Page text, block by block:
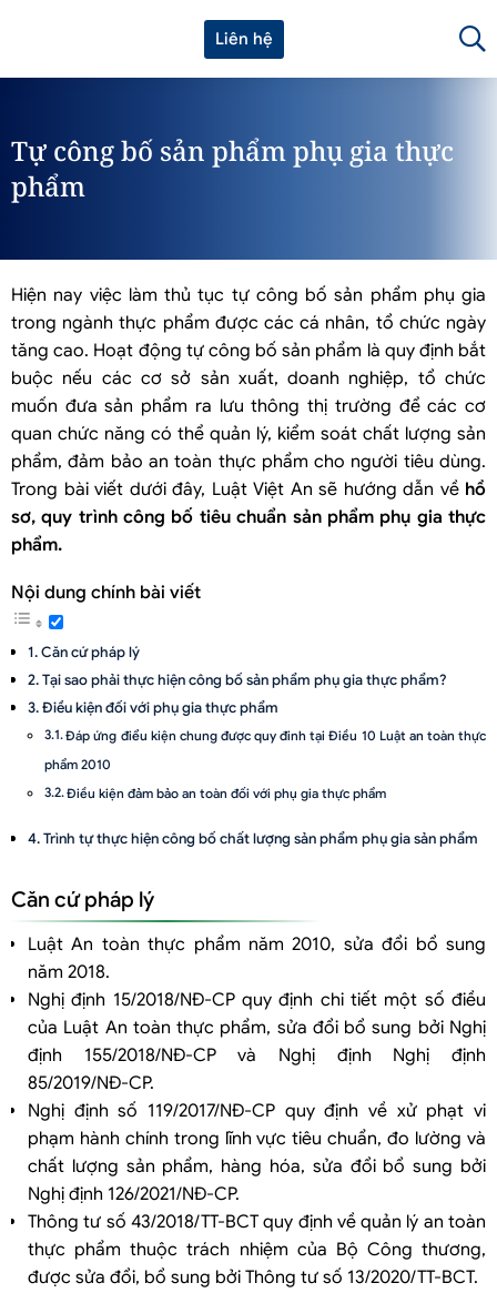
Liên hệ
Tự công bố sản phẩm phụ gia thực
phẩm
Hiện nay việc làm thủ tục tự công bố sản phẩm phụ gia
trong ngành thực phẩm được các cá nhân, tổ chức ngày
tăng cao. Hoạt động tự công bố sản phẩm là quy định bắt
buộc nếu các cơ sở sản xuất, doanh nghiệp, tổ chức
muốn đưa sản phẩm ra lưu thông thị trường để các cơ
quan chức năng có thể quản lý, kiểm soát chất lượng sản
phẩm, đảm bảo an toàn thực phẩm cho người tiêu dùng.
Trong bài viết dưới đây, Luật Việt An sẽ hướng dẫn về hồ
sơ, quy trình công bố tiêu chuẩn sảnphẩm phụ gia thực
phẩm.
Nội dung chính bài viết
Căn cứ pháp lý
Tại sao phải thực hiện công bố sản phẩm phụ gia thực phẩm?
Điều kiện đối với phụ gia thực phẩm
Đáp ứng điểu kiện chung được quy đinh tại Điều 10 Luật an toàn thực
phẩm 2010
Điều kiện đảm bảo an toàn đối với phụ gia thực phẩm
Trình tự thực hiện công bố chất lượng sản phẩm phụ gia sản phẩm
Bước 2: Thực hiện công bố chất lượng sản phẩm.
Thành phần hồ sơ công bố sản phẩm phụ gia sản phẩm
Một số lưu ý khi thực hiện tự công bố sản phẩm phụ gia thực phẩm
Hình thức hồ sơ
Cơ quan tiếp nhận hồ sơ công bố?
Trong quá trình hoạt động khi có sự thay đổi về tên sản phẩm thì có
phải làm thủ tục tự công bố lại sản phẩm không?
Không thông báo bản tự công bố sản phẩm thì có bị xử phạt không?
Căn cứ pháp lý
Luật An toàn thực phẩm năm 2010, sửa đổi bổ sung
năm 2018.
Nghị định 15/2018/NĐ-CP quy định chi tiết một số điều
của Luật An toàn thực phẩm, sửa đổi bổ sung bởi Nghị
định 155/2018/NĐ-CP và Nghị định Nghị định
85/2019/NĐ-CP.
Nghị định số 119/2017/NĐ-CP quy định về xử phạt vi
phạm hành chính trong lĩnh vực tiêu chuẩn, đo lường và
chất lượng sản phẩm, hàng hóa, sửa đổi bổ sung bởi
Nghị định 126/2021/NĐ-CP.
Thông tư số 43/2018/TT-BCT quy định về quản lý an toàn
thực phẩm thuộc trách nhiệm của Bộ Công thương,
được sửa đổi, bổ sung bởi Thông tư số 13/2020/TT-BCT.